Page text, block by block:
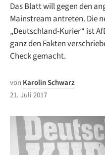
Das Blatt will gegen den
Mainstream antreten. Die
„Deutschland-Kurier“ ist
ganz den Fakten
Check gemacht.
von Karolin Schwarz
21. Juli 2017